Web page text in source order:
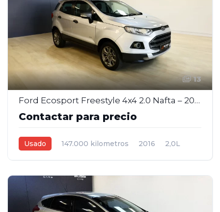
13
Ford Ecosport Freestyle 4x4 2.0 Nafta – 2016
Contactar para precio
Usado 147.000 kilometros 2016
2,0L